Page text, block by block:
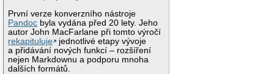
První verze konverzního nástroje
Pandoc byla vydána před 20 lety. Jeho
autor John MacFarlane při tomto výročí
rekapituluje
jednotlivé etapy vývoje
a přidávání nových funkcí – rozšíření
nejen Markdownu a podporu mnoha
dalších formátů.